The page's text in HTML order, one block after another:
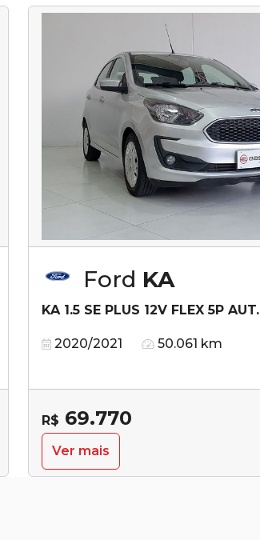
Ford KA
KA 1.5 SE PLUS 12V FLEX 5P AUT.
2020/2021 50.061 km
R$ 69.770
Ver mais